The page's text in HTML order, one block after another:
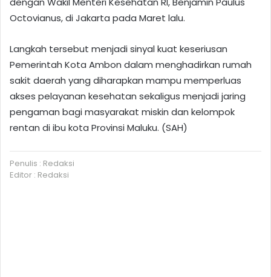
Octovianus, di Jakarta pada Maret lalu.
Langkah tersebut menjadi sinyal kuat keseriusan
Pemerintah Kota Ambon dalam menghadirkan rumah
sakit daerah yang diharapkan mampu memperluas
akses pelayanan kesehatan sekaligus menjadi jaring
pengaman bagi masyarakat miskin dan kelompok
rentan di ibu kota Provinsi Maluku. (SAH)
Penulis : Redaksi
Editor : Redaksi